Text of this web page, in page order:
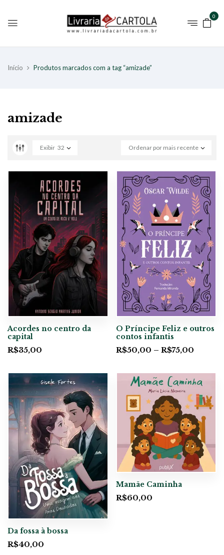
0
Início Produtos marcados com a tag “amizade”
amizade
Ordenar por mais recente
Exibir 32
Acordes no centro da
capital
R$35,00
O Príncipe Feliz e outros
contos infantis
R$50,00 – R$75,00
Da fossa à bossa
R$40,00
Mamãe Caminha
R$60,00